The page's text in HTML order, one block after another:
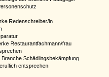
Redenschreiber/in
Restaurantfachmann/frau
Schädlingsbekämpfung
entsprechen